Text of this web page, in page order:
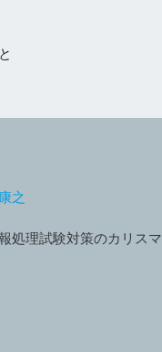
之
処理試験対策のカリスマ